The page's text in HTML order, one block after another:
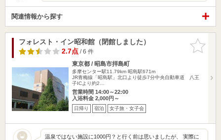
関連情報から探す
お気に入
りに追加
フォレスト・イン昭和館（閉館しました）
2.7点/ 6 件
東京都 / 昭島市拝島町
多摩センター駅11.79km 昭島駅671m
JR青梅線「昭島駅」北口より徒歩7分中央自動車道 八王
子ICより約2…
営業時間 14:00～22:00
入浴料金 2,000円～
日帰り 宿泊 女子旅・女子会
温泉ではない施設に1000円？と行く前は思いましたが、 実際に